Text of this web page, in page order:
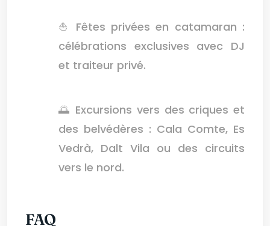
⛵ Fêtes privées en catamaran :
célébrations exclusives avec DJ
et traiteur privé.
🌅 Excursions vers des criques et
des belvédères : Cala Comte, Es
Vedrà, Dalt Vila ou des circuits
vers le nord.
FAQ